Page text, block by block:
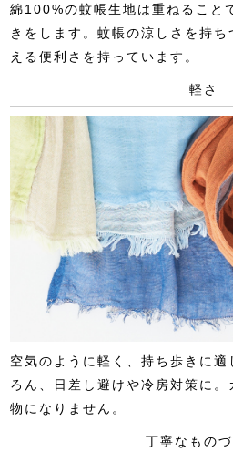
綿100%の蚊帳生地は重ねること
きをします。蚊帳の涼しさを持
える便利さを持っています。
軽さ
空気のように軽く、持ち歩きに
ろん、日差し避けや冷房対策に
物になりません。
丁寧なものづ